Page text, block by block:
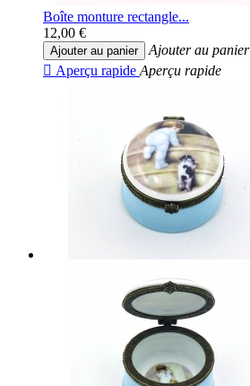
Boîte monture rectangle...
12,00 €
Ajouter au panier
Ajouter au panier
 Aperçu rapide Aperçu rapide